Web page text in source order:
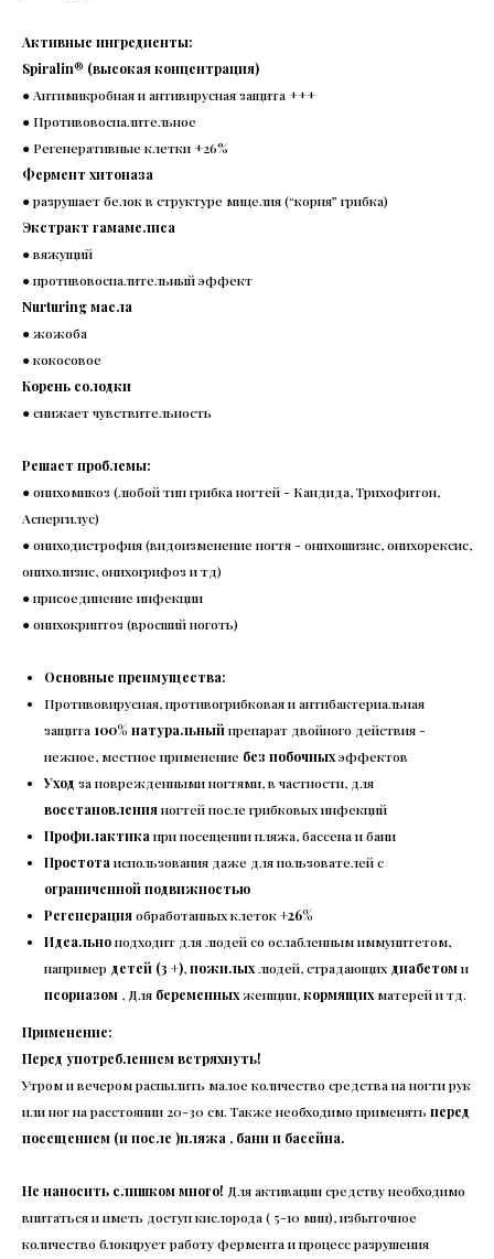
Активные ингредиенты:
Spiralin® (высокая концентрация)
● Антимикробная и антивирусная защита +++
● Противовоспалительное
● Регенеративные клетки +26%
Фермент хитоназа
● разрушает белок в структуре мицелия (“корня” грибка)
Экстракт гамамелиса
● вяжущий
● противовоспалительный эффект
Nurturing масла
● жожоба
● кокосовое
Корень солодки
● снижает чувствительность
Решает проблемы:
● онихомикоз (любой тип грибка ногтей - Кандида, Трихофитон,
Аспергилус)
● ониходистрофия (видоизменение ногтя - онихошизис, онихорексис,
онихолизис, онихогрифоз и тд)
● присоединение инфекции
● онихокриптоз (вросший ноготь)
Основные преимущества:
Противовирусная, противогрибковая и антибактериальная
защита 100% натуральныйпрепарат двойного действия -
нежное, местное применение без побочныхэффектов
Уход за поврежденными ногтями, в частности, для
восстановленияногтей после грибковых инфекций
Профилактика при посещении пляжа, бассена и бани
Простота использования даже для пользователей с
ограниченной подвижностью
Регенерацияобработанных клеток+26%
Идеальноподходит для людей со ослабленным иммунитетом,
например детей (3 +),пожилых людей, страдающих диабетоми
псориазом , Для беременныхженщин,кормящих матерей и тд.
Применение:
Перед употреблением встряхнуть!
Утром и вечером распылить малое количество средства на ногти рук
или ног на расстоянии 20-30 см. Также необходимо применять перед
посещением (и после )пляжа , бани и басейна.
Не наносить слишком много! Для активации средству необходимо
впитаться и иметь доступ кислорода ( 5-10 мин), избыточное
количество блокирует работу фермента и процесс разрушения